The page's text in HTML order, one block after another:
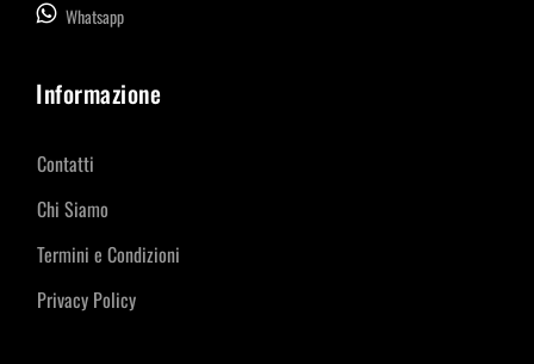
Whatsapp
Informazione
Contatti
Chi Siamo
Termini e Condizioni
Privacy Policy